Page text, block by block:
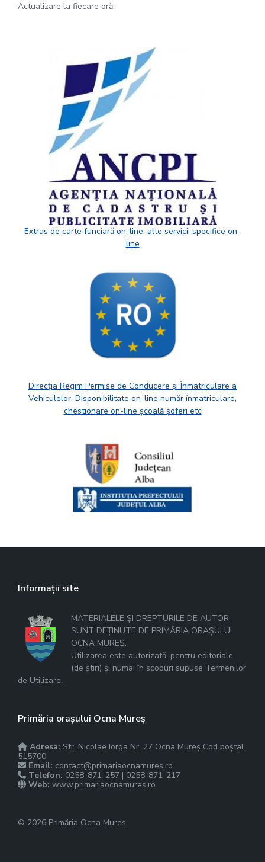
Actualizare la fiecare oră.
Extras de carte funciară on-line, alte servicii specifice on-
line
Direcția Regim Permise de Conducere și Înmatriculare a
Vehiculelor. Disponibilitate on-line număr înmatriculare,
chestionare on-line școală șoferi etc
Informații site
MATERIALELE ȘI DREPTURILE DE AUTOR
SUNT DEȚINUTE DE PRIMĂRIA ORAȘULUI
OCNA MUREȘ.
Utilizarea este autorizată, pentru editoriale
(de știri) și numai în scopuri supuse Termenilor
de Utilizare.
Primăria orașului Ocna Mureș
Adresa: Str. Nicolae Iorga Nr. 27 Ocna Mureș Cod poștal
515700
Email: contact@primariaocnamures.ro
Telefon: 0258-871-257 | 0258-871-217
Web: www.primariaocnamures.ro
© 2026 Primăria Ocna Mureș